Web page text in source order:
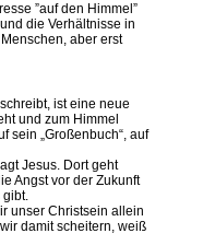
”auf den Himmel”
die Verhältnisse in
aber erst
ist eine neue
und zum Himmel
sein „Großenbuch“, auf
Jesus. Dort geht
Angst vor der Zukunft
gibt.
unser Christsein allein
damit scheitern, weiß